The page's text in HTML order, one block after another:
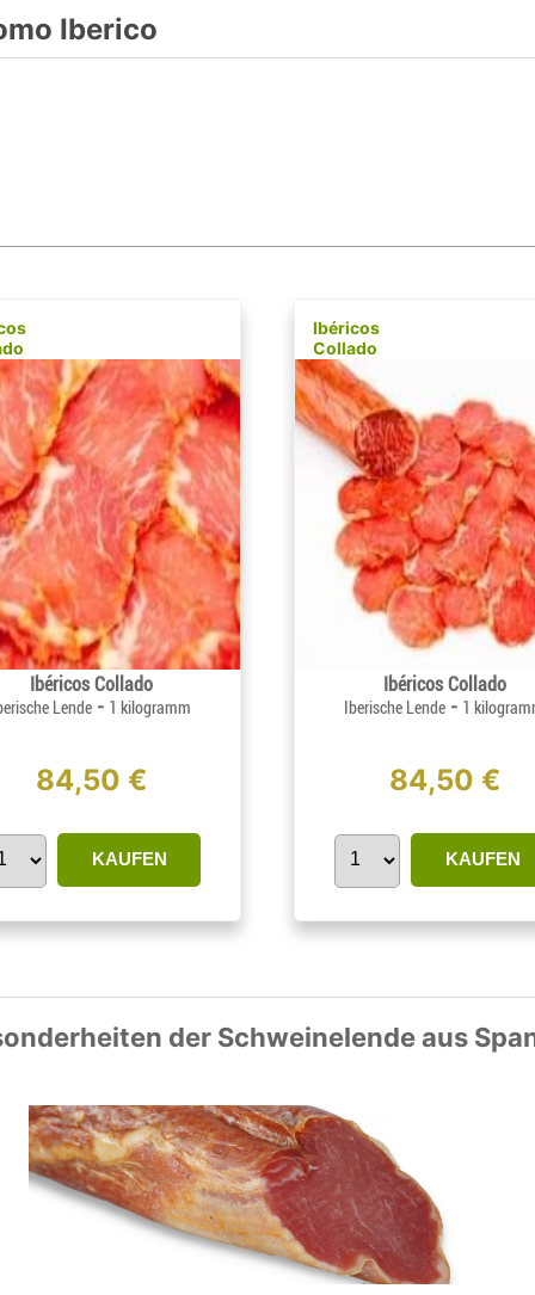
Iberico
Ibéricos Collado
Lende - 1 kilogramm
84,50 €
KAUFEN
Ibéricos
Collado
Ibéricos Collado
Iberische Lende - 1
84,50 €
KAUFEN
der Schweinelende aus